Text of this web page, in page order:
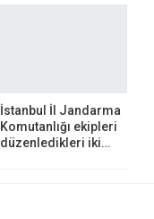
İstanbul İl Jandarma
Komutanlığı ekipleri
düzenledikleri iki…